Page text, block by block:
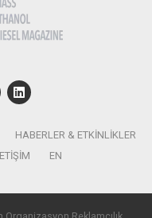
HABERLER & ETKINLIKLER
EN